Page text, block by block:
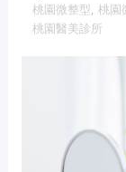
桃園微整型, 桃園
桃園醫美診所
氣維修
一家倫